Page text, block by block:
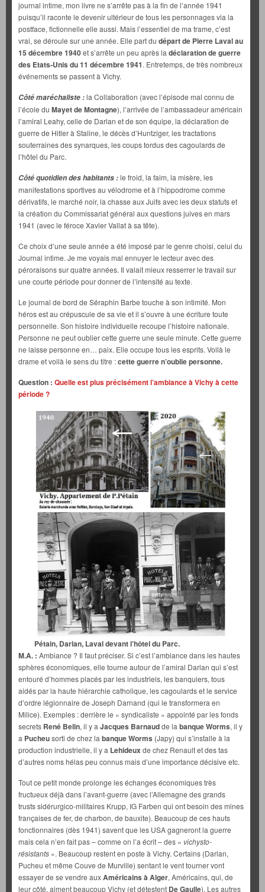
journal intime, mon livre ne s’arrête pas à la fin de l’année 1941
puisqu’il raconte le devenir ultérieur de tous les personnages via la
postface, fictionnelle elle aussi. Mais l’essentiel de ma trame, c’est
vrai, se déroule sur une année. Elle part du départ de Pierre Laval au
15 décembre 1940et s’arrête un peu après la déclaration de guerre
des Etats-Unis du 11 décembre 1941. Entretemps, de très nombreux
événements se passent à Vichy.
Côté maréchaliste :la Collaboration (avec l’épisode mal connu de
l’école du Mayet de Montagne), l’arrivée de l’ambassadeur américain
l’amiral Leahy, celle de Darlan et de son équipe, la déclaration de
guerre de Hitler à Staline, le décès d’Huntziger, les tractations
souterraines des synarques, les coups tordus des cagoulards de
l’hôtel du Parc.
Côté quotidien des habitants :le froid, la faim, la misère, les
manifestations sportives au vélodrome et à l’hippodrome comme
dérivatifs, le marché noir, la chasse aux Juifs avec les deux statuts et
la création du Commissariat général aux questions juives en mars
1941 (avec le féroce Xavier Vallat à sa tête).
Ce choix d’une seule année a été imposé par le genre choisi, celui du
Journal intime. Je me voyais mal ennuyer le lecteur avec des
péroraisons sur quatre années. Il valait mieux resserrer le travail sur
une courte période pour donner de l’intensité au texte.
Le journal de bord de Séraphin Barbe touche à son intimité. Mon
héros est au crépuscule de sa vie et il s’ouvre à une écriture toute
personnelle. Son histoire individuelle recoupe l’histoire nationale.
Personne ne peut oublier cette guerre une seule minute. Cette guerre
ne laisse personne en… paix. Elle occupe tous les esprits. Voilà le
drame et voilà le sens du titre :cette guerre n’oublie personne.
Question : Quelle est plus précisément l’ambiance à Vichy à cette
période ?
Pétain, Darlan, Laval devant l’hôtel du Parc.
M.A. : Ambiance ? Il faut préciser. Si c’est l’ambiance dans les hautes
sphères économiques, elle tourne autour de l’amiral Darlan qui s’est
entouré d’hommes placés par les industriels, les banquiers, tous
aidés par la haute hiérarchie catholique, les cagoulards et le service
d’ordre légionnaire de Joseph Darnand (qui le transformera en
Milice). Exemples : derrière le « syndicaliste » appointé par les fonds
secrets René Belin, il y a Jacques Barnaudde la banque Worms, il y
a Pucheusorti de chez la banque Worms (Japy) qui s’installe à la
production industrielle, il y a Lehideuxde chez Renault et des tas
d’autres noms hélas peu connus mais d’une importance décisive etc.
Tout ce petit monde prolonge les échanges économiques très
fructueux déjà dans l’avant-guerre (avec l’Allemagne des grands
trusts sidérurgico-militaires Krupp, IG Farben qui ont besoin des mines
françaises de fer, de charbon, de bauxite). Beaucoup de ces hauts
fonctionnaires (dès 1941) savent que les USA gagneront la guerre
mais cela n’en fait pas – comme on l’a écrit – des « vichysto-
résistants ». Beaucoup restent en poste à Vichy. Certains (Darlan,
Pucheu et même Couve de Murville) sentant le vent tourner vont
essayer de se vendre auxAméricains à Alger, Américains, qui, de
leur côté, aiment beaucoup Vichy (et détestent De Gaulle). Les autres